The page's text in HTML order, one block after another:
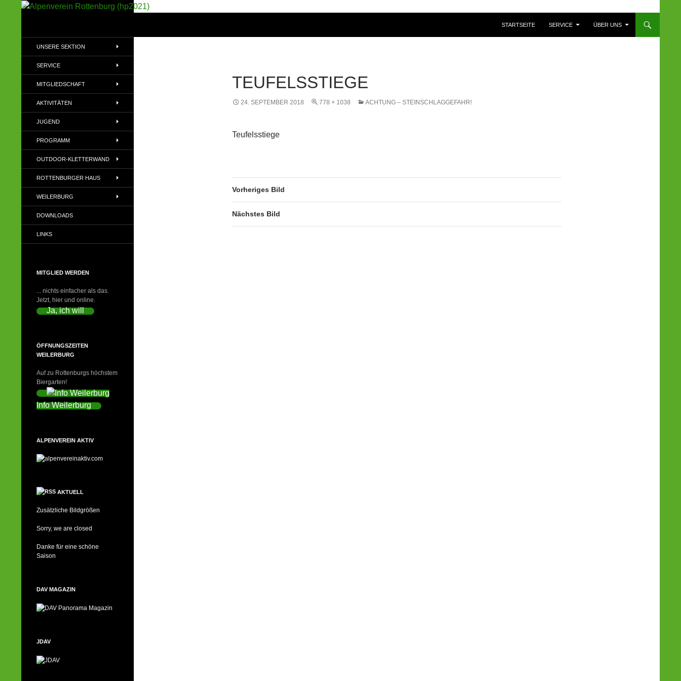
STARTSEITE
SERVICE ÜBER UNS
TEUFELSSTIEGE
24. SEPTEMBER 2018 778 × 1038 ACHTUNG – STEINSCHLAGGEFAHR!
Teufelsstiege
Vorheriges Bild
Nächstes Bild
(DAV)
UNSERE SEKTION
SERVICE
MITGLIEDSCHAFT
AKTIVITÄTEN
JUGEND
PROGRAMM
OUTDOOR-KLETTERWAND
ROTTENBURGER HAUS
WEILERBURG
DOWNLOADS
LINKS
MITGLIED WERDEN
... nichts einfacher als das.
Jetzt, hier und online.
Ja, ich will
ÖFFNUNGSZEITEN
WEILERBURG
Auf zu Rottenburgs höchstem
Biergarten!
Info Weilerburg
ALPENVEREIN AKTIV
AKTUELL
Zusätzliche Bildgrößen
Sorry, we are closed
Danke für eine schöne
Saison
DAV MAGAZIN
JDAV